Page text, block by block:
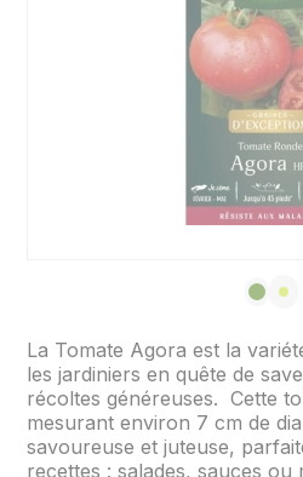
La Tomate Agora est la
les jardiniers en quête de
récoltes généreuses. Cette
mesurant environ 7 cm de
savoureuse et juteuse,
recettes : salades, sauces ou